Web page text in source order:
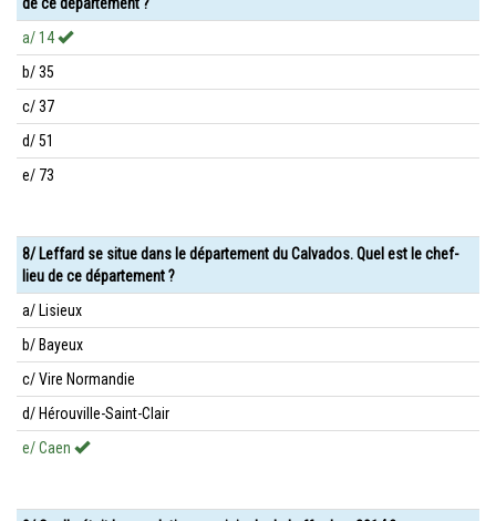
a/ 14
b/ 35
c/ 37
d/ 51
e/ 73
8/ Leffard se situe dans le département du Calvados. Quel est le chef-
lieu de ce département ?
a/ Lisieux
b/ Bayeux
c/ Vire Normandie
d/ Hérouville-Saint-Clair
e/ Caen